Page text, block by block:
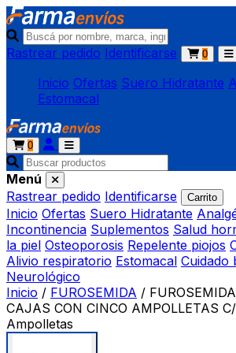
Rastrear pedido Identificarse 0
Inicio Ofertas Suero Hidratante
Estomacal
0
Menú
Rastrear pedido Identificarse Carrito
Inicio Ofertas Suero Hidratante
Incontinencia Suplementos Salud
la piel Osteoporosis Repelente piojos
Alivio respiratorio Estomacal Cuidado
Neurológico
Inicio / FUROSEMIDA /
CAJAS CON CINCO AMPOLLETAS
Ampolletas